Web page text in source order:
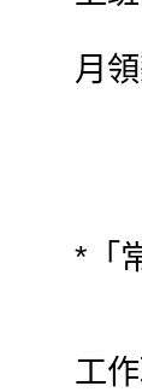
月
*「
工